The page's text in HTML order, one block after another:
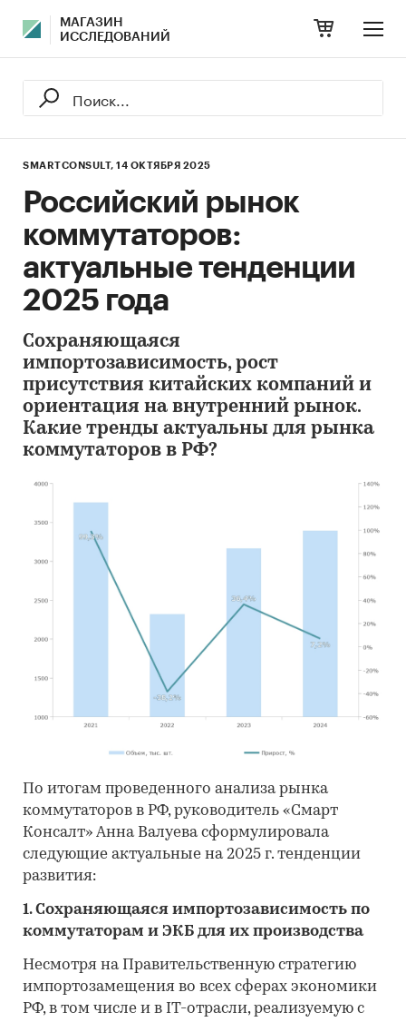
МАГАЗИН
ИССЛЕДОВАНИЙ
SMARTCONSULT, 14 ОКТЯБРЯ 2025
Российский рынок
коммутаторов:
актуальные тенденции
2025 года
Сохраняющаяся
импортозависимость, рост
присутствия китайских компаний и
ориентация на внутренний рынок.
Какие тренды актуальны для рынка
коммутаторов в РФ?
По итогам проведенного анализа рынка
коммутаторов в РФ, руководитель «Смарт
Консалт» Анна Валуева сформулировала
следующие актуальные на 2025 г. тенденции
развития:
1. Сохраняющаяся импортозависимость по
коммутаторам и ЭКБ для их производства
Несмотря на Правительственную стратегию
импортозамещения во всех сферах экономики
РФ, в том числе и в IT-отрасли, реализуемую с